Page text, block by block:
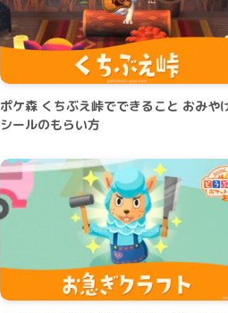
ポケ森 くちぶえ峠でできること おみや
シールのもらい方